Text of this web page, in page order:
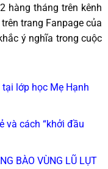
hàng tháng trên kênh
trang Fanpage của
ý nghĩa trong cuộc
lớp học Mẹ Hạnh
và cách “khởi đầu
BÀO VÙNG LŨ LỤT